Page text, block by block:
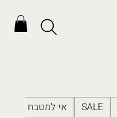
SALE אי למטבח